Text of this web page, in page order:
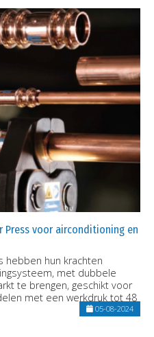
Press voor airconditioning en
hebben hun krachten
met dubbele
te brengen, geschikt voor
met een werkdruk tot 48
05-08-2024